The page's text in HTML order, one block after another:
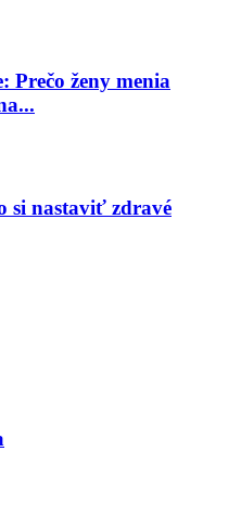
ženy menia
si nastaviť zdravé